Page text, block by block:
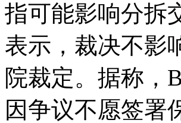
指可能影响分拆
表示，裁决不影
院裁定。据称，
因争议不愿签署